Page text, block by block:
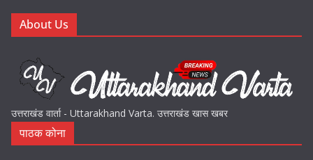
About Us
उत्तराखंड वार्ता - Uttarakhand Varta. उत्तराखंड खास खबर
पाठक कोना